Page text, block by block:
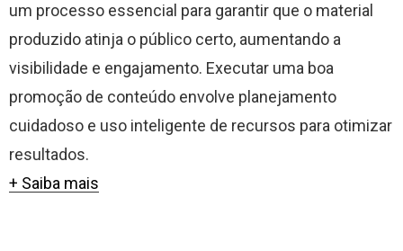
um processo essencial para garantir que o material
produzido atinja o público certo, aumentando a
visibilidade e engajamento. Executar uma boa
promoção de conteúdo envolve planejamento
cuidadoso e uso inteligente de recursos para otimizar
resultados.
+ Saiba mais